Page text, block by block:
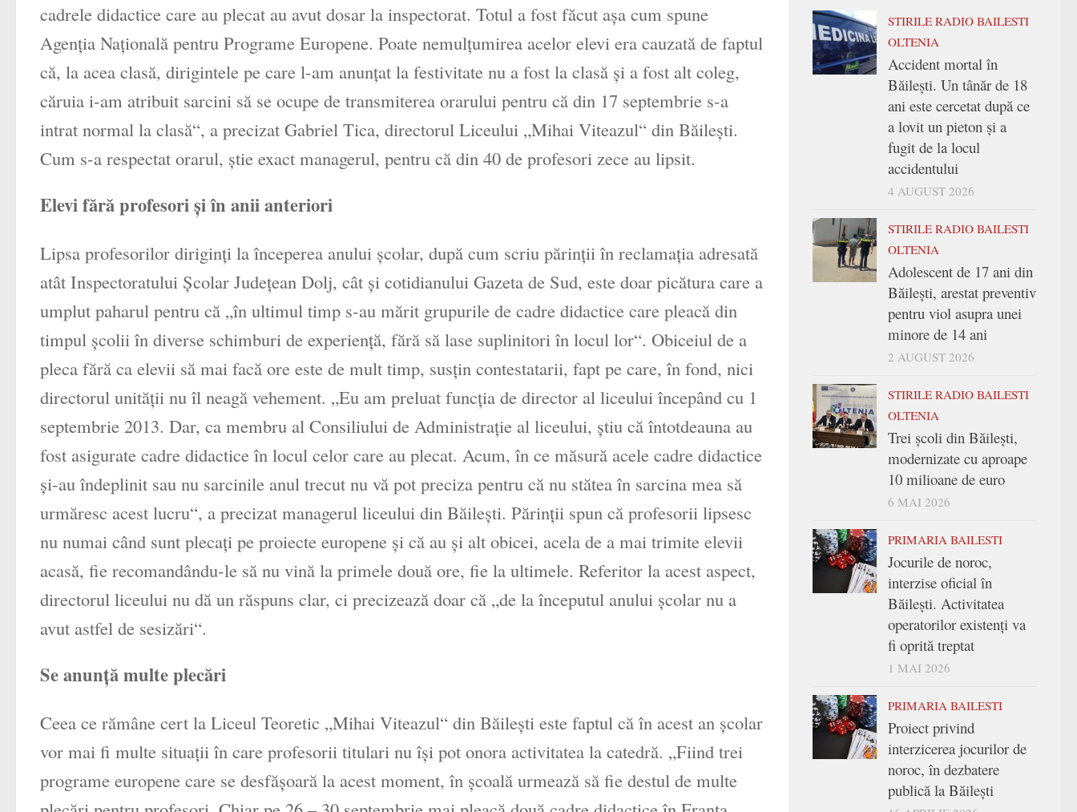
cadrele didactice care au plecat au avut dosar la inspectorat. Totul a fost făcut aşa cum spune
Agenţia Naţională pentru Programe Europene. Poate nemulţumirea acelor elevi era cauzată de faptul
că, la acea clasă, dirigintele pe care l-am anunţat la festivitate nu a fost la clasă şi a fost alt coleg,
căruia i-am atribuit sarcini să se ocupe de transmiterea orarului pentru că din 17 septembrie s-a
intrat normal la clasă“, a precizat Gabriel Tica, directorul Liceului „Mihai Viteazul“ din Băileşti.
Cum s-a respectat orarul, ştie exact managerul, pentru că din 40 de profesori zece au lipsit.
Elevi fără profesori şi în anii anteriori
Lipsa profesorilor diriginţi la începerea anului şcolar, după cum scriu părinţii în reclamaţia adresată
atât Inspectoratului Şcolar Judeţean Dolj, cât şi cotidianului Gazeta de Sud, este doar picătura care a
umplut paharul pentru că „în ultimul timp s-au mărit grupurile de cadre didactice care pleacă din
timpul şcolii în diverse schimburi de experienţă, fără să lase suplinitori în locul lor“. Obiceiul de a
pleca fără ca elevii să mai facă ore este de mult timp, susţin contestatarii, fapt pe care, în fond, nici
directorul unităţii nu îl neagă vehement. „Eu am preluat funcţia de director al liceului începând cu 1
septembrie 2013. Dar, ca membru al Consiliului de Administraţie al liceului, ştiu că întotdeauna au
fost asigurate cadre didactice în locul celor care au plecat. Acum, în ce măsură acele cadre didactice
şi-au îndeplinit sau nu sarcinile anul trecut nu vă pot preciza pentru că nu stătea în sarcina mea să
urmăresc acest lucru“, a precizat managerul liceului din Băileşti. Părinţii spun că profesorii lipsesc
nu numai când sunt plecaţi pe proiecte europene şi că au şi alt obicei, acela de a mai trimite elevii
acasă, fie recomandându-le să nu vină la primele două ore, fie la ultimele. Referitor la acest aspect,
directorul liceului nu dă un răspuns clar, ci precizează doar că „de la începutul anului şcolar nu a
avut astfel de sesizări“.
Se anunţă multe plecări
Ceea ce rămâne cert la Liceul Teoretic „Mihai Viteazul“ din Băileşti este faptul că în acest an şcolar
vor mai fi multe situaţii în care profesorii titulari nu îşi pot onora activitatea la catedră. „Fiind trei
programe europene care se desfăşoară la acest moment, în şcoală urmează să fie destul de multe
STIRILE RADIO BAILESTI
OLTENIA
Accident mortal în
Băilești. Un tânăr de 18
ani este cercetat după ce
a lovit un pieton și a
fugit de la locul
accidentului
4 AUGUST 2026
STIRILE RADIO BAILESTI
OLTENIA
Adolescent de 17 ani din
Băilești, arestat preventiv
pentru viol asupra unei
minore de 14 ani
2 AUGUST 2026
STIRILE RADIO BAILESTI
OLTENIA
Trei şcoli din Băileşti,
modernizate cu aproape
10 milioane de euro
6 MAI 2026
PRIMARIA BAILESTI
Jocurile de noroc,
interzise oficial în
Băilești. Activitatea
operatorilor existenți va
fi oprită treptat
1 MAI 2026
PRIMARIA BAILESTI
Proiect privind
interzicerea jocurilor de
noroc, în dezbatere
publică la Băilești